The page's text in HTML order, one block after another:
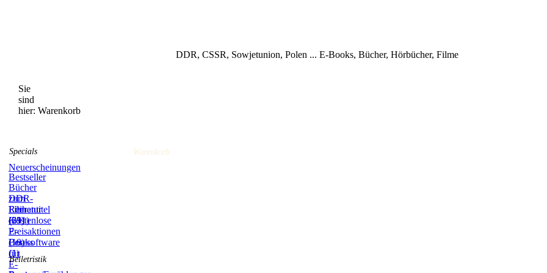
Specials
Neuerscheinungen
Bestseller
Bücher
zum
Film
(59)
DDR-
Literatur
(831)
Reihentitel
(21)
Kostenlose
E-
Books
(1)
Preisaktionen
(10)
Lesesoftware
für
E-
Belletristik
DDR, CSSR, Sowjetunion, Polen ... E-Books, Bücher, Hörbücher, Filme
Sie
sind
hier: Warenkorb
Warenkorb